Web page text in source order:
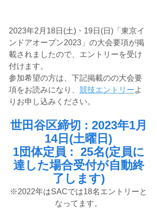
2023年2月18日(土)・19日(日)「 東京イ
ンドアオープン2023」の大会要項が掲
載されましたので、エントリーを受け
付けます。
参加希望の方は、下記掲載のの大会要
項をお読みになり、 競技エントリーよ
りお申し込みください。
世田谷区締切 : 2023年1月
14日(土曜日)
1団体定員 :  25名(定員に
達した場合受付が自動終
了します)
※2022年はSACでは18名エントリーと
なってます。